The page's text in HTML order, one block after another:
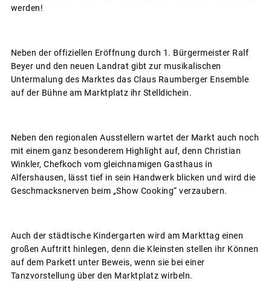
werden!
Neben der offiziellen Eröffnung durch 1. Bürgermeister Ralf
Beyer und den neuen Landrat gibt zur musikalischen
Untermalung des Marktes das Claus Raumberger Ensemble
auf der Bühne am Marktplatz ihr Stelldichein.
Neben den regionalen Ausstellern wartet der Markt auch noch
mit einem ganz besonderem Highlight auf, denn Christian
Winkler, Chefkoch vom gleichnamigen Gasthaus in
Alfershausen, lässt tief in sein Handwerk blicken und wird die
Geschmacksnerven beim „Show Cooking“ verzaubern.
Auch der städtische Kindergarten wird am Markttag einen
großen Auftritt hinlegen, denn die Kleinsten stellen ihr Können
auf dem Parkett unter Beweis, wenn sie bei einer
Tanzvorstellung über den Marktplatz wirbeln.